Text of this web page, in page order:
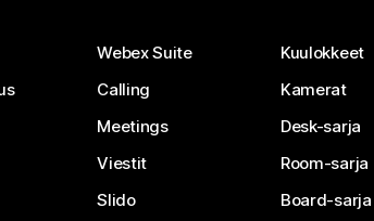
Webex Suite
Calling
Meetings
Viestit
Slido
Kuulokkeet
Kamerat
Desk-sarja
Room-sarja
Board-sarja